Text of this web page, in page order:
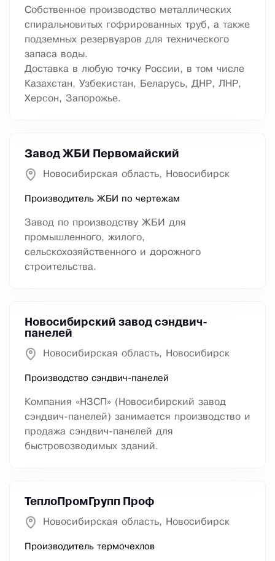
Собственное производство металлических
спиральновитых гофрированных труб, а также
подземных резервуаров для технического
запаса воды.
Доставка в любую точку России, в том числе
Казахстан, Узбекистан, Беларусь, ДНР, ЛНР,
Херсон, Запорожье.
Завод ЖБИ Первомайский
Новосибирская область, Новосибирск
Производитель ЖБИ по чертежам
​Завод по производству ЖБИ для
промышленного, жилого,
сельскохозяйственного и дорожного
строительства.
Новосибирский завод сэндвич-
панелей
Новосибирская область, Новосибирск
Производство сэндвич-панелей
Компания «НЗСП» (Новосибирский завод
сэндвич-панелей) занимается производство и
продажа сэндвич-панелей для
быстровозводимых зданий.
ТеплоПромГрупп Проф
Новосибирская область, Новосибирск
Производитель термочехлов